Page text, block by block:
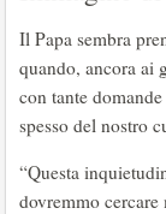
Il Papa sembra
quando, ancora ai
con tante
spesso del nostro
“Questa
dovremmo